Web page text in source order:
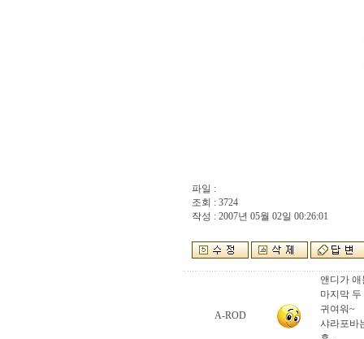
파일 :
조회 : 3724
작성 : 2007년 05월 02일 00:26:01
A-ROD
앤디가 애
마지막
귀여워~
샤라포바